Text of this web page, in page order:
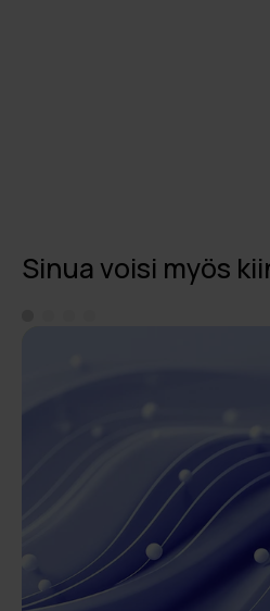
Sinua voisi myös